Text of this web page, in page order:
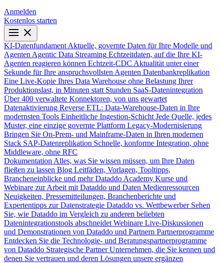
Anmelden
Kostenlos starten
KI-Datenfundament Aktuelle, governte Daten für Ihre Modelle und
Agenten Agentic Data Streaming Echtzeitdaten, auf die Ihre KI-
Agenten reagieren können Echtzeit-CDC Aktualität unter einer
Sekunde für Ihre anspruchsvollsten Agenten Datenbankreplikation
Eine Live-Kopie Ihres Data Warehouse ohne Belastung Ihrer
Produktionslast, in Minuten statt Stunden SaaS-Datenintegration
Über 400 verwaltete Konnektoren, von uns gewartet
Datenaktivierung Reverse ETL: Data-Warehouse-Daten in Ihre
modernsten Tools Einheitliche Ingestion-Schicht Jede Quelle, jedes
Muster, eine einzige governte Plattform Legacy-Modernisierung
Bringen Sie On-Prem- und Mainframe-Daten in Ihren modernen
Stack SAP-Datenreplikation Schnelle, konforme Integration, ohne
Middleware, ohne RFC
Dokumentation Alles, was Sie wissen müssen, um Ihre Daten
fließen zu lassen Blog Leitfäden, Vorlagen, Tooltipps,
Brancheneinblicke und mehr Dataddo Academy Kurse und
Webinare zur Arbeit mit Dataddo und Daten Medienressourcen
Neuigkeiten, Pressemitteilungen, Branchenberichte und
Expertentipps zur Datenstrategie Dataddo vs. Wettbewerber Sehen
Sie, wie Dataddo im Vergleich zu anderen beliebten
Datenintegrationstools abschneidet Webinare Live-Diskussionen
und Demonstrationen von Dataddo und Partnern Partnerprogramme
Entdecken Sie die Technologie- und Beratungspartnerprogramme
von Dataddo Strategische Partner Unternehmen, die Sie kennen und
denen Sie vertrauen und deren Lösungen unsere ergänzen